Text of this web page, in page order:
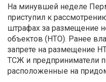
На минувшей неделе
приступил к
штрафах за размещение
объектов (НТО). Ранее
запрете на размещение
ТСЖ и предприниматели
расположенные на